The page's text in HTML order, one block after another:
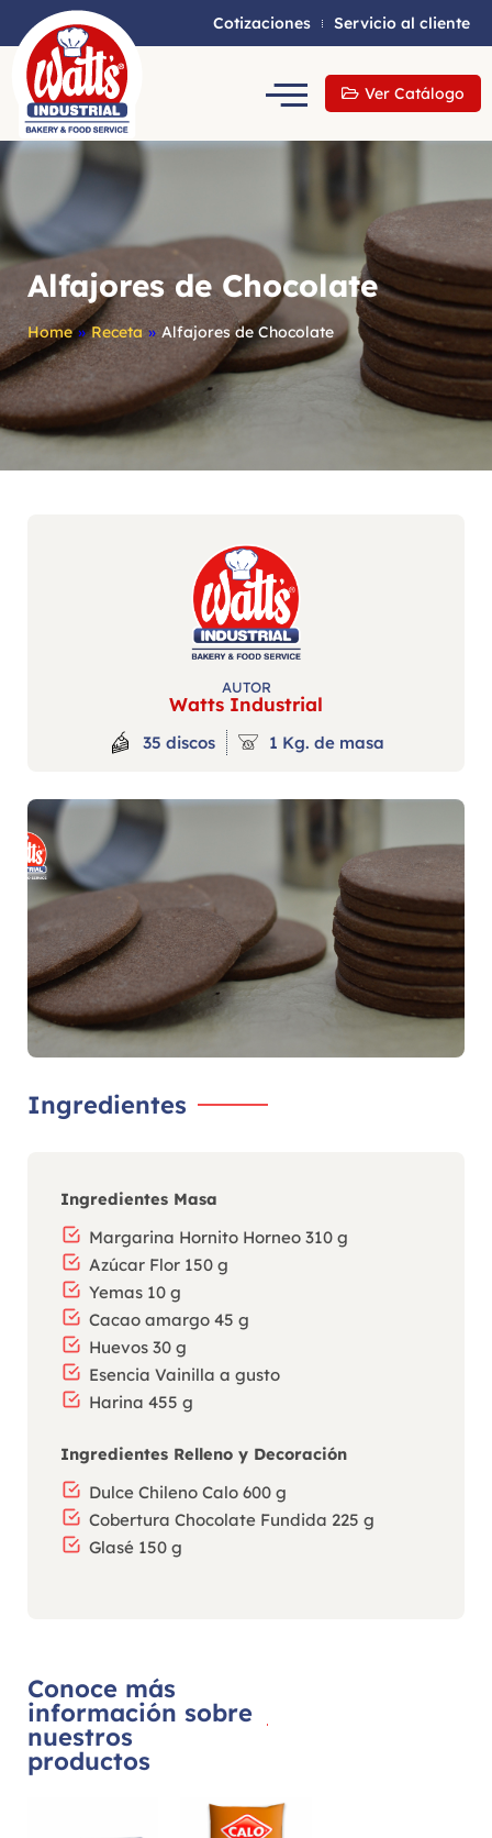
Cotizaciones Servicio al cliente
Ver Catálogo
Alfajores de Chocolate
Home » Receta » Alfajores de Chocolate
AUTOR
Watts Industrial
35 discos 1 Kg. de masa
Ingredientes
Ingredientes Masa
Margarina Hornito Horneo 310 g
Azúcar Flor 150 g
Yemas 10 g
Cacao amargo 45 g
Huevos 30 g
Esencia Vainilla a gusto
Harina 455 g
Ingredientes Relleno y Decoración
Dulce Chileno Calo 600 g
Cobertura Chocolate Fundida 225 g
Glasé 150 g
Conoce más
información sobre
nuestros
productos